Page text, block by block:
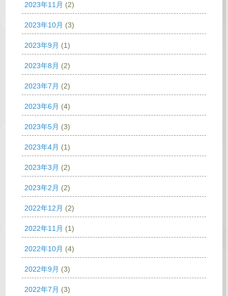
2023年11月 (2)
2023年10月 (3)
2023年9月 (1)
2023年8月 (2)
2023年7月 (2)
2023年6月 (4)
2023年5月 (3)
2023年4月 (1)
2023年3月 (2)
2023年2月 (2)
2022年12月 (2)
2022年11月 (1)
2022年10月 (4)
2022年9月 (3)
2022年7月 (3)